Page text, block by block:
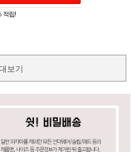
적립!
보기